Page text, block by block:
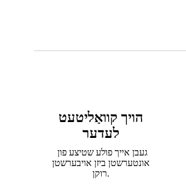
הויך קוואַליטעט
לעדער
געבן אייך פולע שטיצע פון ​​
אונטערשטן ביזן אויבערשטן
רוקן.